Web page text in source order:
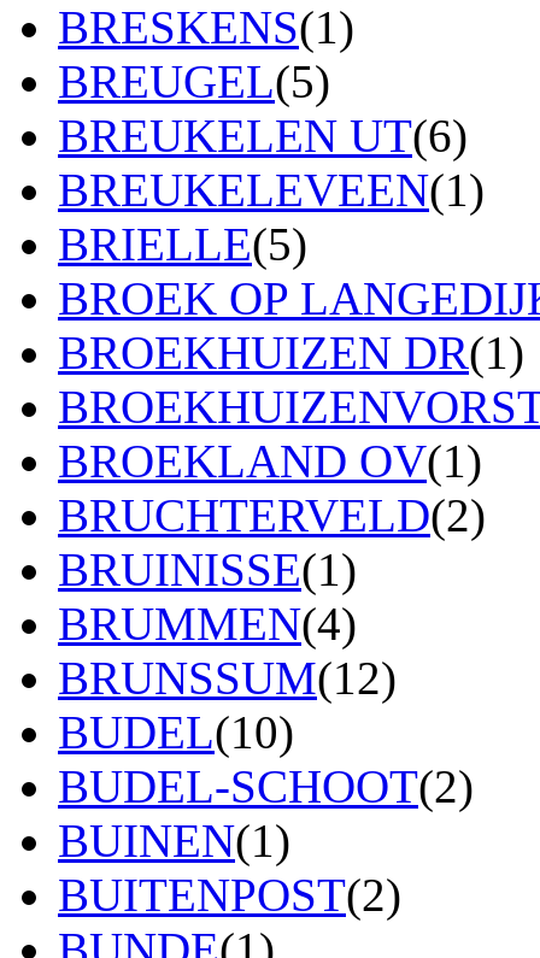
BRESKENS(1)
BREUGEL(5)
BREUKELEN UT(6)
BREUKELEVEEN(1)
BRIELLE(5)
BROEK OP
BROEKHUIZEN DR(1)
BROEKLAND OV(1)
BRUCHTERVELD(2)
BRUINISSE(1)
BRUMMEN(4)
BRUNSSUM(12)
BUDEL(10)
BUDEL-SCHOOT(2)
BUINEN(1)
BUITENPOST(2)